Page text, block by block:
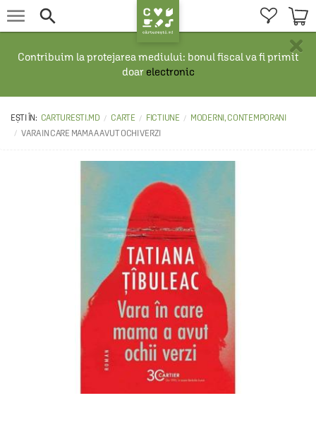
 
×
Contribuim la protejarea mediului: bonul fiscal va fi primit
doar electronic
CARTURESTI.MD CARTE FICTIUNE
MODERNI, CONTEMPORANI
VARA IN CARE MAMA A AVUT OCHI VERZI